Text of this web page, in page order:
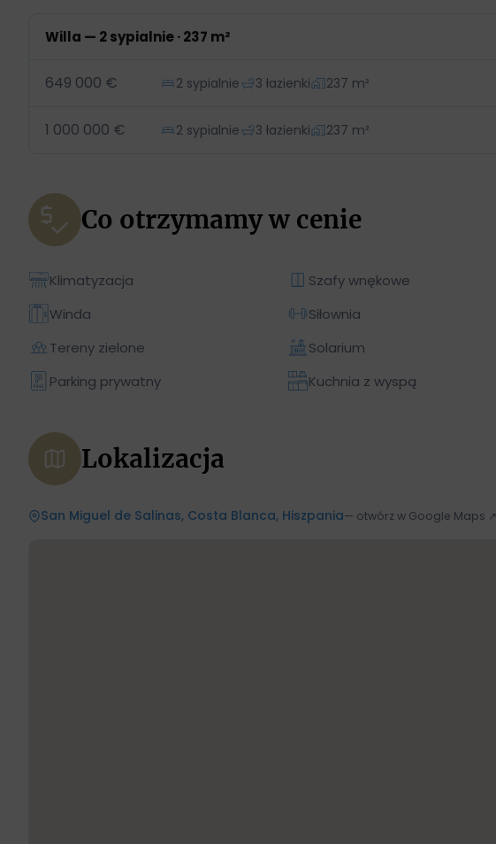
Willa — 2 sypialnie · 237 m²
649 000 € 2 sypialnie 3 łazienki 237 m²
1 000 000 € 2 sypialnie 3 łazienki 237 m²
Co otrzymamy w cenie
Klimatyzacja Szafy wnękowe
Winda
Siłownia
Tereny zielone
Solarium
Parking prywatny
Kuchnia z wyspą
Lokalizacja
San Miguel de Salinas, Costa Blanca, Hiszpania— otwórz w Google Maps ↗